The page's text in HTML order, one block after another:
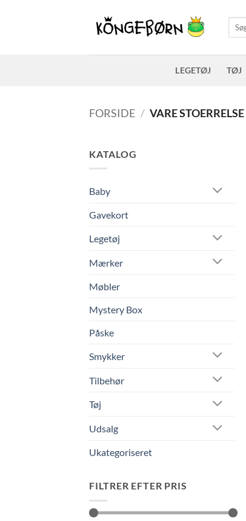
Søg
efter:
LEGETØJ TØJ
FORSIDE / VARE STOERRELSE
KATALOG
Baby
Gavekort
Legetøj
Mærker
Møbler
Mystery Box
Påske
Smykker
Tilbehør
Tøj
Udsalg
Ukategoriseret
FILTRER EFTER PRIS